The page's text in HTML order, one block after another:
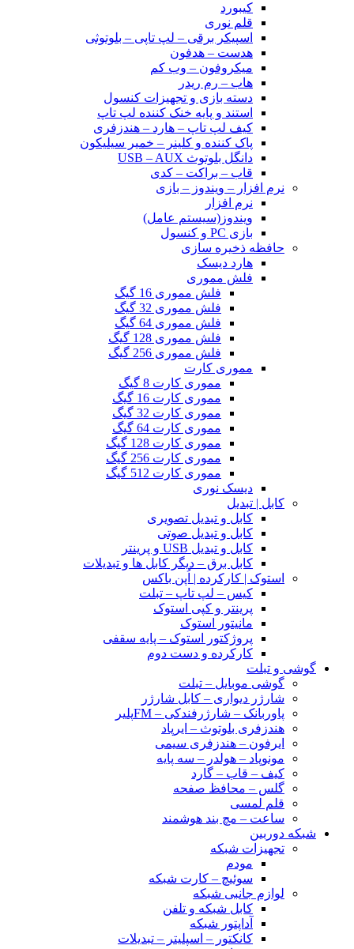
کیبورد
قلم نوری
اسپیکر برقی – لپ تاپی – بلوتوثی
هدست – هدفون
میکروفون – وب کم
هاب – رم ریدر
دسته بازی و تجهیزات کنسول
استند و پایه خنک کننده لپ تاپ
کیف لپ تاپ – هارد – هندزفری
پاک کننده و کلینر – خمیر سیلیکون
دانگل بلوتوث USB – AUX
قاب – براکت – کدی
نرم افزار – ویندوز – بازی
نرم افزار
ویندوز(سیستم عامل)
بازی PC و کنسول
حافظه ذخیره سازی
هارد دیسک
فلش مموری
فلش مموری 16 گیگ
فلش مموری 32 گیگ
فلش مموری 64 گیگ
فلش مموری 128 گیگ
فلش مموری 256 گیگ
مموری کارت
مموری کارت 8 گیگ
مموری کارت 16 گیگ
مموری کارت 32 گیگ
مموری کارت 64 گیگ
مموری کارت 128 گیگ
مموری کارت 256 گیگ
مموری کارت 512 گیگ
دیسک نوری
کابل | تبدیل
کابل و تبدیل تصویری
کابل و تبدیل صوتی
کابل و تبدیل USB و پرینتر
کابل برق – دیگر کابل ها و تبدیلات
استوک | کارکرده | اُپن باکس
کیس – لپ تاپ – تبلت
پرینتر و کپی استوک
مانیتور استوک
پروژکتور استوک – پایه سقفی
کارکرده و دست دوم
گوشی و تبلت
گوشی موبایل – تبلت
شارژر دیواری – کابل شارژر
پاوربانک – شارژرفندکی – FMپلیر
هندزفری بلوتوث – ایرپاد
ایرفون – هندزفری سیمی
مونوپاد – هولدر – سه پایه
کیف – قاب – گارد
گلس – محافظ صفحه
قلم لمسی
ساعت – مچ بند هوشمند
شبکه دوربین
تجهیزات شبکه
مودم
سوئیچ – کارت شبکه
لوازم جانبی شبکه
کابل شبکه و تلفن
آداپتور شبکه
کانکتور – اسپلیتر – تبدیلات